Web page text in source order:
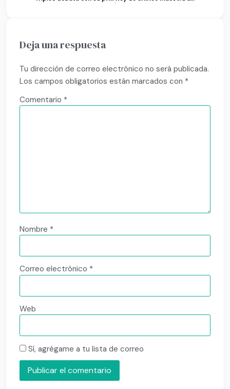
Deja una respuesta
Tu dirección de correo electrónico no será publicada.
Los campos obligatorios están marcados con *
Comentario *
Nombre *
Correo electrónico *
Web
Sí, agrégame a tu lista de correo